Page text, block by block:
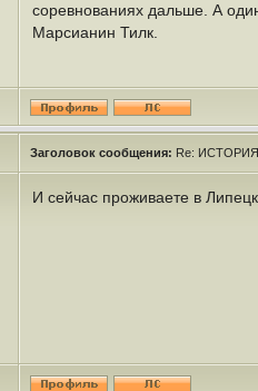
соревнованиях дальше. А
Марсианин Тилк.
Заголовок сообщения: Re:
И сейчас проживаете в